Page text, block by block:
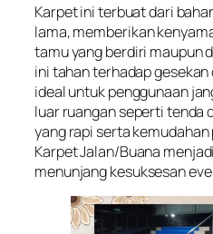
Karpet ini terbuat dari
lama, memberikan
tamu yang berdiri maupun
ini tahan terhadap
ideal untuk penggunaan
luar ruangan seperti tenda
yang rapi serta
Karpet Jalan/Buana
menunjang kesuksesan